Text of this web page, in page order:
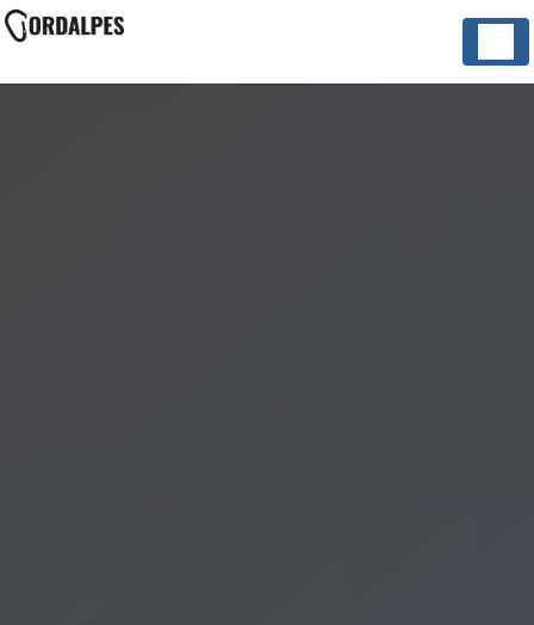
Panneau de gestion des cookies